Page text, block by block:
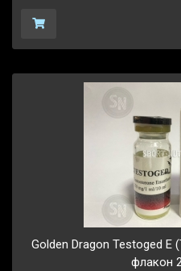
Golden Dragon Testoged E
флакон